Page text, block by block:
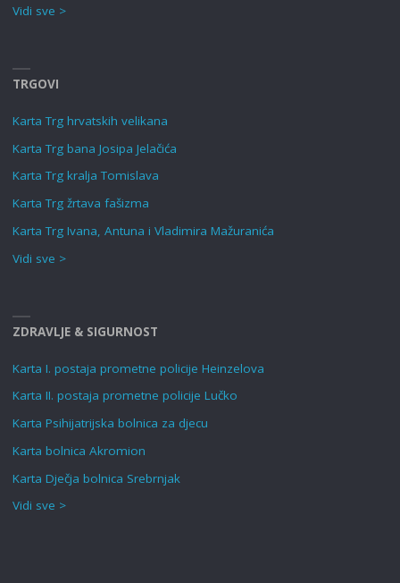
Vidi sve >
TRGOVI
Karta Trg hrvatskih velikana
Karta Trg bana Josipa Jelačića
Karta Trg kralja Tomislava
Karta Trg žrtava fašizma
Karta Trg Ivana, Antuna i Vladimira Mažuranića
Vidi sve >
ZDRAVLJE & SIGURNOST
Karta I. postaja prometne policije Heinzelova
Karta II. postaja prometne policije Lučko
Karta Psihijatrijska bolnica za djecu
Karta bolnica Akromion
Karta Dječja bolnica Srebrnjak
Vidi sve >